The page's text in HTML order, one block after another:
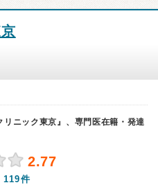
ニック東京』、専門医在籍・発達
2.77
119件